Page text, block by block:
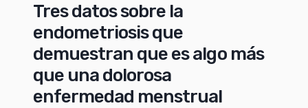
Tres datos sobre la
endometriosis que
demuestran que es algo más
que una dolorosa
enfermedad menstrual